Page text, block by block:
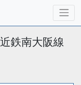
鉄南大阪線